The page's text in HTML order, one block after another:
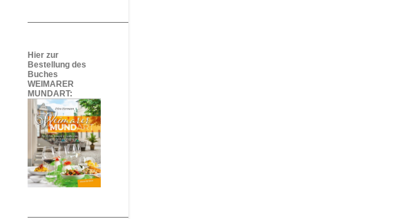
Hier zur
Bestellung des
Buches
WEIMARER
MUNDART: